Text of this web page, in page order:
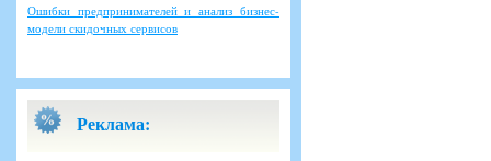
Ошибки предпринимателей и анализ бизнес-
модели скидочных сервисов
Реклама: